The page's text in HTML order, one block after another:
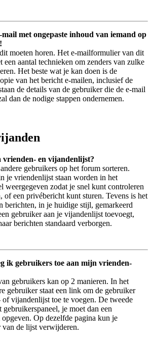
met ongepaste inhoud van iemand op
moeten horen. Het e-mailformulier van dit
een aantal technieken om zenders van zulke
Het beste wat je kan doen is de
van het bericht e-mailen, inclusief de
de details van de gebruiker die de e-mail
dan de nodige stappen ondernemen.
en vijandenlijst?
gebruikers op het forum sorteren.
je vriendenlijst staan worden in het
weergegeven zodat je snel kunt controleren
of een privébericht kunt sturen. Tevens is het
berichten, in je huidige stijl, gemarkeerd
gebruiker aan je vijandenlijst toevoegt,
berichten standaard verborgen.
ik gebruikers toe aan mijn vrienden-
gebruikers kan op 2 manieren. In het
gebruiker staat een link om de gebruiker
of vijandenlijst toe te voegen. De tweede
gebruikerspaneel, je moet dan een
opgeven. Op dezelfde pagina kun je
van de lijst verwijderen.